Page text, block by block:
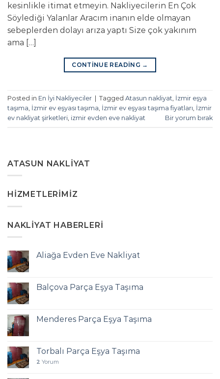
kesinlikle itimat etmeyin. Nakliyecilerin En Çok
Söylediği Yalanlar Aracım inanın elde olmayan
sebeplerden dolayı arıza yaptı Size çok yakınım
ama […]
CONTINUE READING →
Posted in En İyi Nakliyeciler Tagged Atasun nakliyat, İzmir eşya
taşıma, İzmir ev eşyası taşıma, İzmir ev eşyası taşıma fiyatları, İzmir
ev nakliyat şirketleri, izmir evden eve nakliyat Bir yorum bırak
ATASUN NAKLIYAT
HIZMETLERIMIZ
NAKLIYAT HABERLERI
Aliağa Evden Eve Nakliyat
Balçova Parça Eşya Taşıma
Menderes Parça Eşya Taşıma
Torbalı Parça Eşya Taşıma
2 Yorum